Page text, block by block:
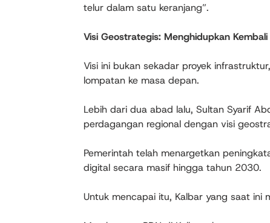
telur dalam satu keranjang”.
Visi Geostrategis: Menghidupkan Kembali
Visi ini bukan sekadar proyek
lompatan ke masa depan.
Lebih dari dua abad lalu, Sultan Syarif
perdagangan regional dengan visi
Pemerintah telah menargetkan
digital secara masif hingga tahun 2030.
Untuk mencapai itu, Kalbar yang saat ini